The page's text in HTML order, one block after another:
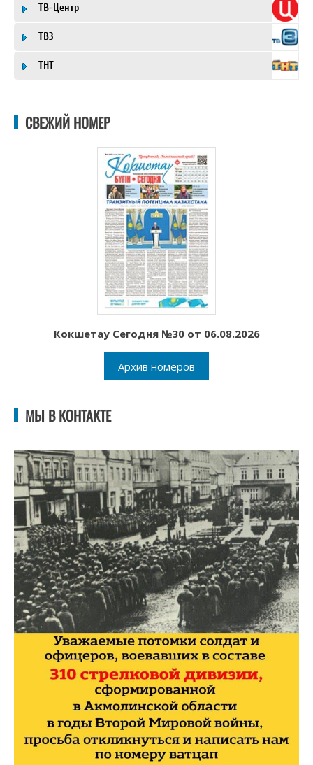
ТВ-Центр
ТВ3
ТНТ
СВЕЖИЙ НОМЕР
Кокшетау Сегодня №30 от 06.08.2026
Архив номеров
МЫ В КОНТАКТЕ